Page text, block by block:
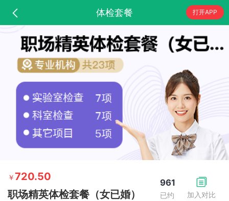
体检套餐 打开APP
加入对比
961
已约
￥720.50
职场精英体检套餐（女已婚）